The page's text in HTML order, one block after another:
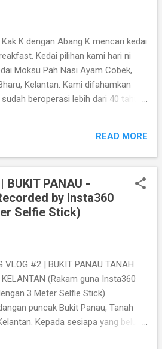
product/22737987/1
K dengan Abang K mencari kedai
Kedai pilihan kami hari ni
Moksu Pah Nasi Ayam Cobek,
Kelantan. Kami difahamkan
sudah beroperasi lebih dari 40 tahun.
ni, korang dapatlah sedikit
maklumat tentang kedai makan
subscribe channel Addashuk
Kak K dan Abang K, next kita
banyak lagi review kedai makan
https://www.youtube.com/playlist?
READ MORE
BUKIT PANAU -
by Insta360
Selfie Stick)
VLOG #2 | BUKIT PANAU TANAH
KELANTAN (Rakam guna Insta360
3 Meter Selfie Stick)
puncak Bukit Panau, Tanah
Kepada sesiapa yang belum